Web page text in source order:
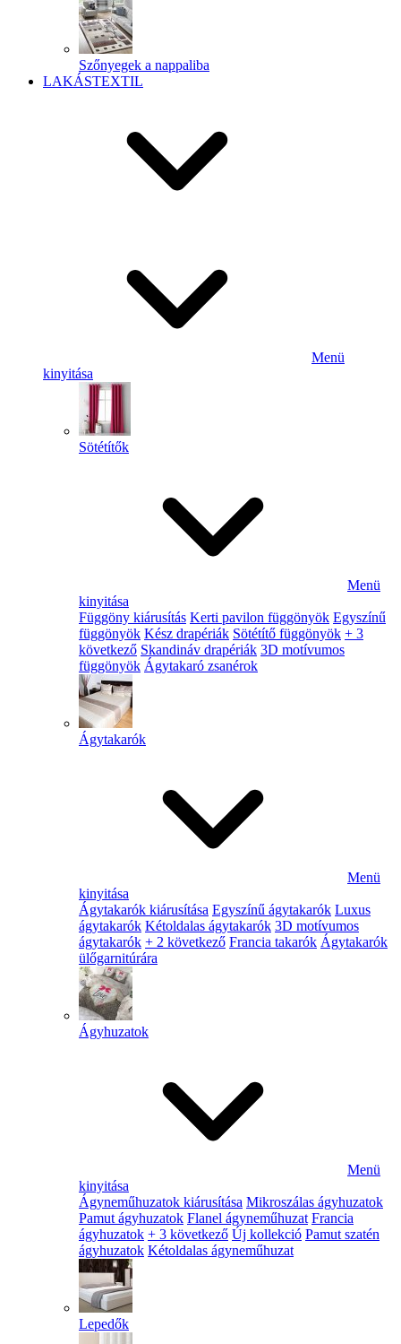
Szőnyegek a nappaliba
LAKÁSTEXTIL
Menü
kinyitása
Sötétítők
Menü
kinyitása
Függöny kiárusítás Kerti pavilon függönyök Egyszínű
függönyök Kész drapériák Sötétítő függönyök + 3
következő Skandináv drapériák 3D motívumos
függönyök Ágytakaró zsanérok
Ágytakarók
Menü
kinyitása
Ágytakarók kiárusítása Egyszínű ágytakarók Luxus
ágytakarók Kétoldalas ágytakarók 3D motívumos
ágytakarók + 2 következő Francia takarók Ágytakarók
ülőgarnitúrára
Ágyhuzatok
Menü
kinyitása
Ágyneműhuzatok kiárusítása Mikroszálas ágyhuzatok
Pamut ágyhuzatok Flanel ágyneműhuzat Francia
ágyhuzatok + 3 következő Új kollekció Pamut szatén
ágyhuzatok Kétoldalas ágyneműhuzat
Lepedők